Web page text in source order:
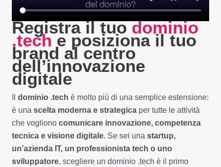
Registra il tuodominio
.tech e posiziona il tuo
brand al centro
dell’innovazione
digitale
dominio .tech è molto più di una semplice estensione:
è una scelta moderna e strategica per tutte le attività
che vogliono comunicare innovazione, competenza
tecnica e visione digitale. Se sei una startup,
un’azienda IT, un professionista tech o uno
sviluppatore, scegliere un dominio .tech è il primo